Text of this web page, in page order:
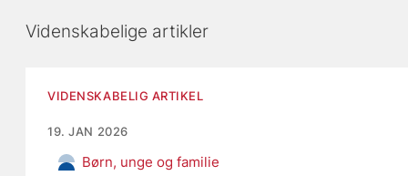
Videnskabelige artikler
VIDENSKABELIG ARTIKEL
19. JAN 2026
Børn, unge og familie